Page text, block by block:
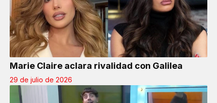
Marie Claire aclara rivalidad con Galilea
29 de julio de 2026